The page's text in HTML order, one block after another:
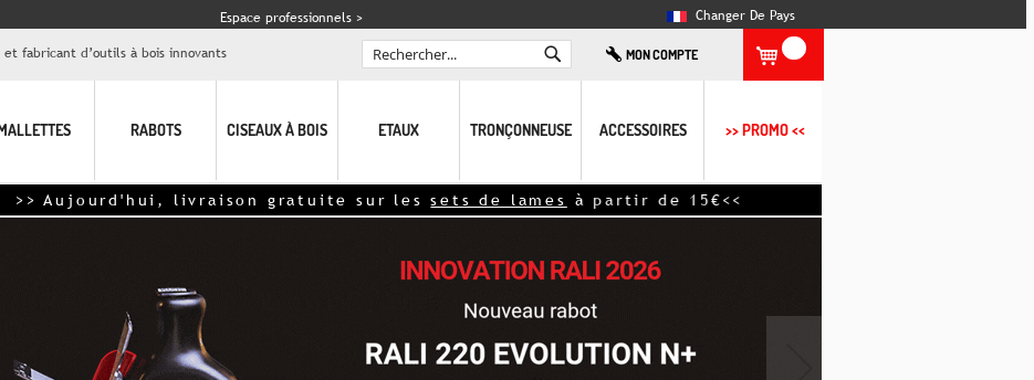
Espace professionnels > Changer De Pays
fabricant d’outils à bois innovants
Rechercher
MON COMPTE
RABOTS CISEAUX À BOIS ETAUX TRONÇONNEUSE ACCESSOIRES >> PROMO <<
livraison gratuite sur lessets de lamesà partir de 15€<<